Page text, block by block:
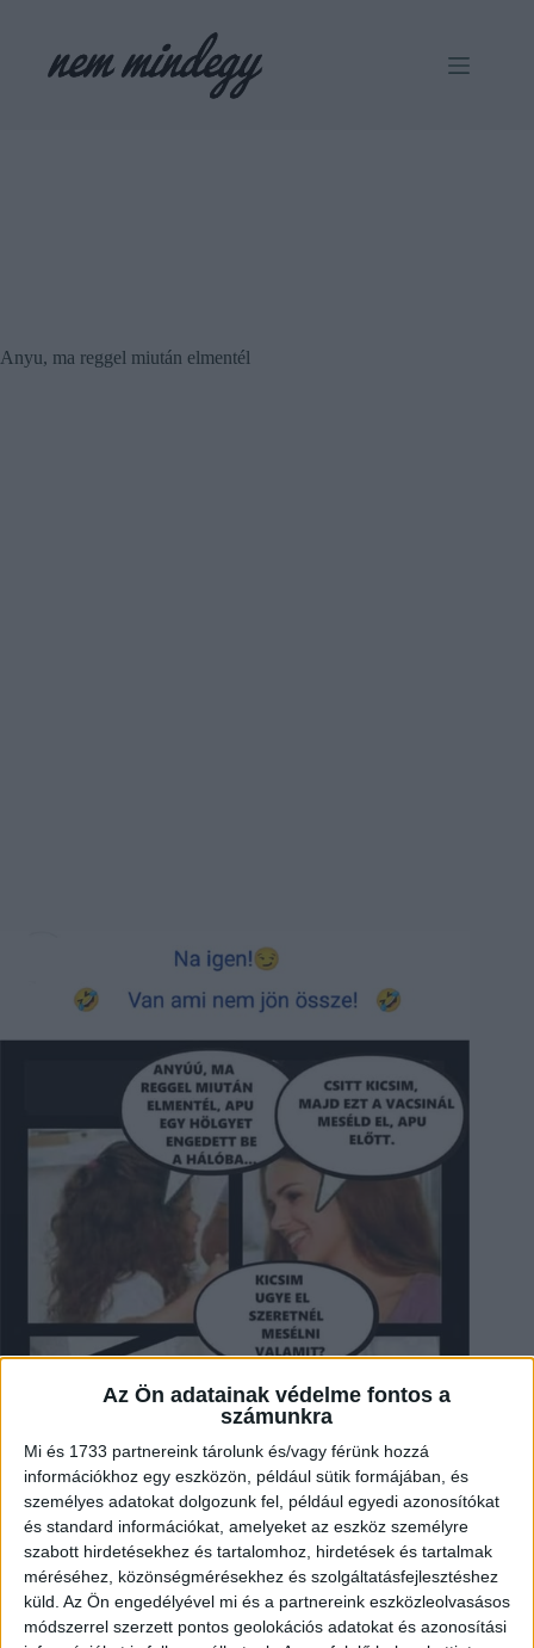
Az Ön adatainak védelme fontos a
számunkra
Mi és 1733 partnereink tárolunk és/vagy férünk hozzá
információkhoz egy eszközön, például sütik formájában, és
személyes adatokat dolgozunk fel, például egyedi azonosítókat
és standard információkat, amelyeket az eszköz személyre
szabott hirdetésekhez és tartalomhoz, hirdetések és tartalmak
méréséhez, közönségmérésekhez és szolgáltatásfejlesztéshez
küld. Az Ön engedélyével mi és a partnereink eszközleolvasásos
módszerrel szerzett pontos geolokációs adatokat és azonosítási
Anyu, ma reggel miután elmentél